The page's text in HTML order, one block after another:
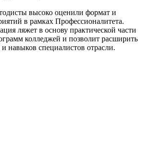
высоко оценили формат и
в рамках Профессионалитета.
ляжет в основу практической части
колледжей и позволит расширить
навыков специалистов отрасли.